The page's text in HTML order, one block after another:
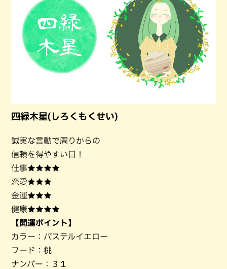
四緑木星(しろくもくせい)
誠実な言動で周りからの
信頼を得やすい日！
仕事★★★★
恋愛★★★
金運★★★
健康★★★★
【開運ポイント】
カラー：パステルイエロー
フード：桃
ナンバー：３１